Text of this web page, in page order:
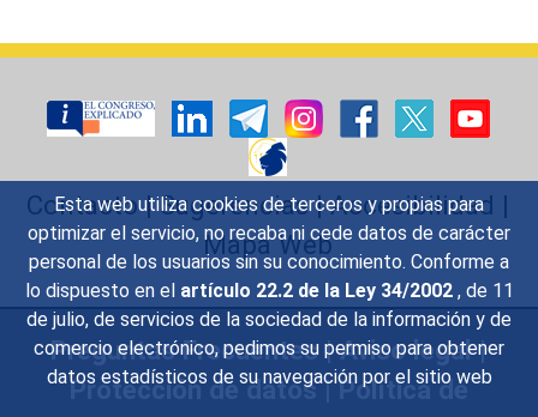
Esta web utiliza cookies de terceros y propias para
optimizar el servicio, no recaba ni cede datos de carácter
personal de los usuarios sin su conocimiento. Conforme a
lo dispuesto en el artículo 22.2 de la Ley 34/2002 , de 11
de julio, de servicios de la sociedad de la información y de
comercio electrónico, pedimos su permiso para obtener
datos estadísticos de su navegación por el sitio web
Contacto|Sugerencias|Accesibilidad |
Mapa Web
Preguntas Frecuentes|Aviso legal|
Protección de datos|Política de